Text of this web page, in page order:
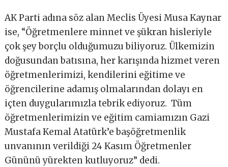
AK Parti adına söz alan Meclis Üyesi Musa Kaynar
ise, “Öğretmenlere minnet ve şükran hisleriyle
çok şey borçlu olduğumuzu biliyoruz. Ülkemizin
doğusundan batısına, her karışında hizmet veren
öğretmenlerimizi, kendilerini eğitime ve
öğrencilerine adamış olmalarından dolayı en
içten duygularımızla tebrik ediyoruz. Tüm
öğretmenlerimizin ve eğitim camiamızın Gazi
Mustafa Kemal Atatürk’e başöğretmenlik
unvanının verildiği 24 Kasım Öğretmenler
Gününü yürekten kutluyoruz” dedi.